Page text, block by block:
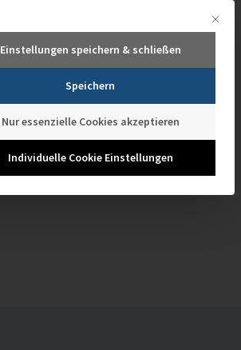
info@it-novum.com
TRAININGS ACADEMY MEDIATHEK
Mit
Einstellungen speichern & schließen
Speichern
Nur essenzielle Cookies akzeptieren
Individuelle Cookie Einstellungen